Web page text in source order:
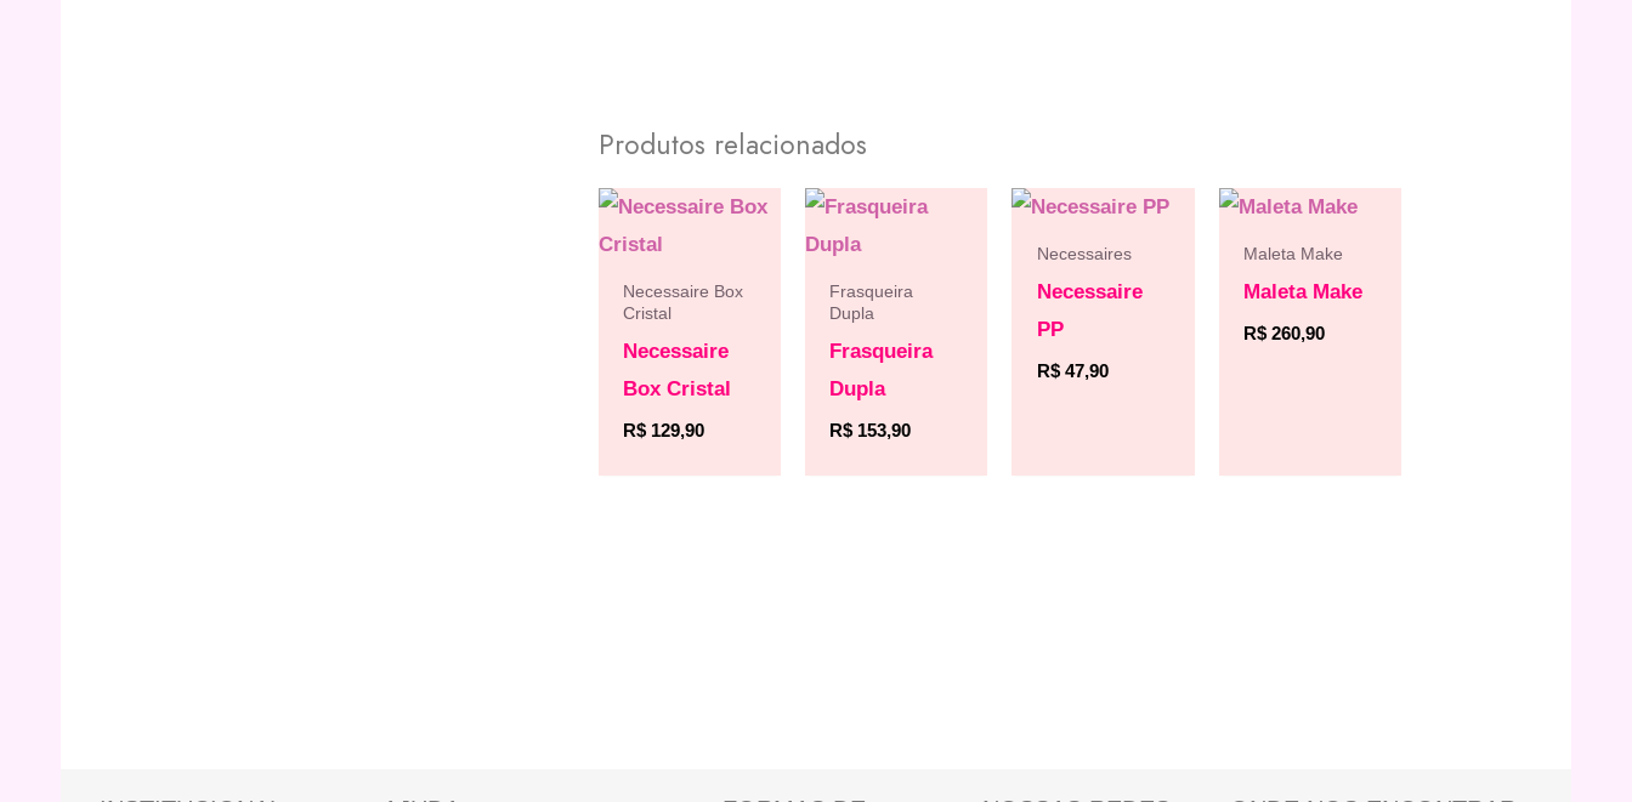
Produtos relacionados
Necessaire Box
Cristal
Necessaire
Box Cristal
R$ 129,90
Frasqueira
Dupla
Frasqueira
Dupla
R$ 153,90
Necessaires
Necessaire
PP
R$47,90
Maleta Make
Maleta Make
R$ 260,90